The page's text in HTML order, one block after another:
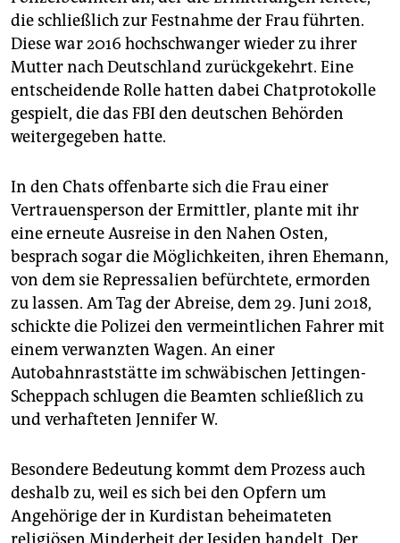
die schließlich zur Festnahme der Frau führten.
Diese war 2016 hochschwanger wieder zu ihrer
Mutter nach Deutschland zurückgekehrt. Eine
entscheidende Rolle hatten dabei Chatprotokolle
gespielt, die das FBI den deutschen Behörden
weitergegeben hatte.
In den Chats offenbarte sich die Frau einer
Vertrauensperson der Ermittler, plante mit ihr
eine erneute Ausreise in den Nahen Osten,
besprach sogar die Möglichkeiten, ihren Ehemann,
von dem sie Repressalien befürchtete, ermorden
zu lassen. Am Tag der Abreise, dem 29. Juni 2018,
schickte die Polizei den vermeintlichen Fahrer mit
einem verwanzten Wagen. An einer
Autobahnraststätte im schwäbischen Jettingen-
Scheppach schlugen die Beamten schließlich zu
und verhafteten Jennifer W.
Besondere Bedeutung kommt dem Prozess auch
deshalb zu, weil es sich bei den Opfern um
Angehörige der in Kurdistan beheimateten